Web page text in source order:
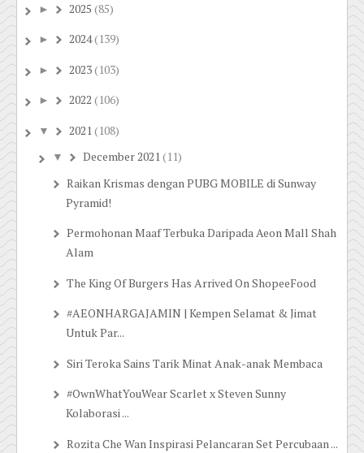
► 2025 (85)
► 2024(139)
► 2023(103)
► 2022 (106)
▼ 2021(108)
▼ December 2021(11)
Raikan Krismas dengan PUBG MOBILE di Sunway
Pyramid!
Permohonan Maaf Terbuka Daripada Aeon Mall Shah
Alam
The King Of Burgers Has Arrived On ShopeeFood
#AEONHARGAJAMIN | Kempen Selamat & Jimat
Untuk Par...
Siri Teroka Sains Tarik Minat Anak-anak Membaca
#OwnWhatYouWear Scarlet x Steven Sunny
Kolaborasi ...
Rozita Che Wan Inspirasi Pelancaran Set Percubaan ...